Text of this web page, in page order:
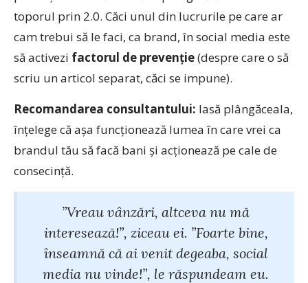
toporul prin 2.0. Căci unul din lucrurile pe care ar
cam trebui să le faci, ca brand, în social media este
să activezi factorul de prevenție(despre care o să
scriu un articol separat, căci se impune).
Recomandarea consultantului: lasă plângăceala,
înțelege că așa funcționează lumea în care vrei ca
brandul tău să facă bani și acționează pe cale de
consecință.
”Vreau vânzări, altceva nu mă
interesează!”, ziceau ei. ”Foarte bine,
înseamnă că ai venit degeaba, social
media nu vinde!”, le răspundeam eu.